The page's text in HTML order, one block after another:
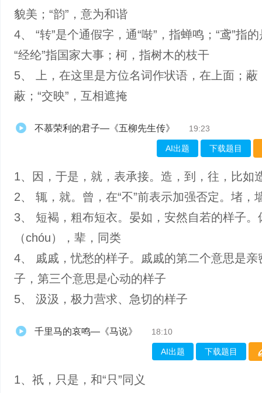
貌美；“韵”，意为和谐
4、 “转”是个通假字，通“啭”，指蝉鸣；“鸢”指
“经纶”指国家大事；柯，指树木的枝干
5、 上，在这里是方位名词作状语，在上面；蔽
蔽；“交映”，互相遮掩
不慕荣利的君子—《五柳先生传》 19:23
AI出题 下载题目
1、因，于是，就，表承接。造，到，往，比如
2、 辄，就。曾，在“不”前表示加强否定。堵，
3、 短褐，粗布短衣。晏如，安然自若的样子。
（chóu），辈，同类
4、 戚戚，忧愁的样子。戚戚的第二个意思是亲
子，第三个意思是心动的样子
5、 汲汲，极力营求、急切的样子
千里马的哀鸣—《马说》 18:10
AI出题 下载题目
1、祇，只是，和“只”同义